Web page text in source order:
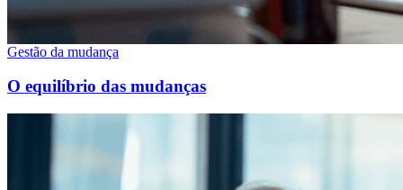
Gestão da mudança
O equilíbrio das mudanças